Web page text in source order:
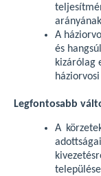
A
és
kizárólag
Legfontosabb
A